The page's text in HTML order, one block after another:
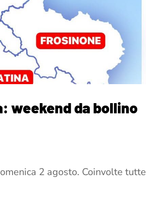
weekend da bollino
2 agosto. Coinvolte tutte